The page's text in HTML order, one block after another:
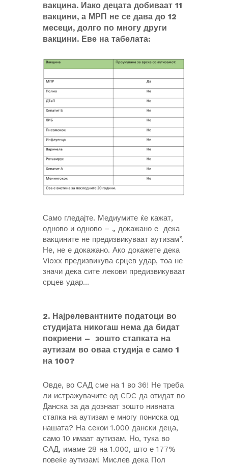
вакцина. Иако децата добиваат 11
вакцини, а МРП не се дава до 12
месеци, долго по многу други
вакцини. Еве на табелата:
Само гледајте. Медиумите ќе кажат,
одново и одново – „ докажано е дека
вакцините не предизвикуваат аутизам”.
Не, не е докажано. Ако докажете дека
Vioxx предизвикува срцев удар, тоа не
значи дека сите лекови предизвикуваат
срцев удар…
2. Најрелевантните податоци во
студијата никогаш нема да бидат
покриени – зошто стапката на
аутизам во оваа студија е само 1
на 100?
Овде, во САД сме на 1 во 36! Не треба
ли истражувачите од CDC да отидат во
Данска за да дознаат зошто нивната
стапка на аутизам е многу пониска од
нашата? На секои 1.000 дански деца,
само 10 имаат аутизам. Но, тука во
САД, имаме 28 на 1.000, што е 177%
повеќе аутизам! Мислев дека Пол